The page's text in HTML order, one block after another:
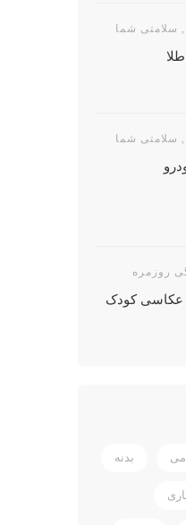
, سلامتی شما
, سلامتی شما
روزمره
عکاسی کودک
بدنه